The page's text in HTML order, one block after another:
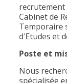
Cabinet de
Temporaire
d'Etudes et
Poste et
Nous
spécialisée